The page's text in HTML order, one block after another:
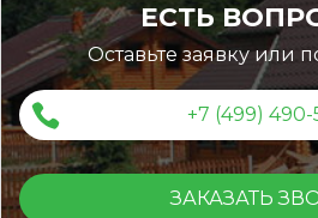
ЕСТЬ
Оставьте заявку или
+7 (499) 490-
ЗАКАЗАТЬ